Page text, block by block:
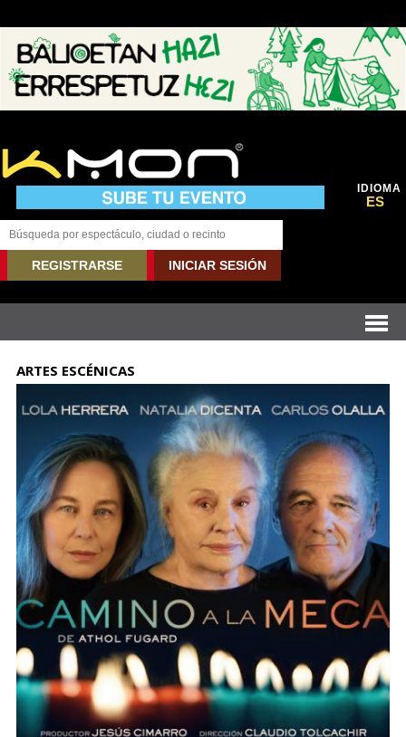
IDIOMA
ES
REGISTRARSE INICIAR SESIÓN
ARTES ESCÉNICAS